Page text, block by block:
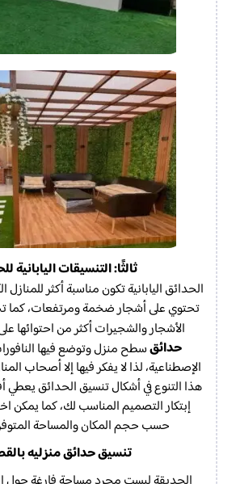
ثالثًا: التنسيقات اليابانية
الحدائق اليابانية تكون مناسبة أكثر
تحتوي على أشجار ضخمة ومرتفعات، كما
الأشجار والشجيرات أكثر من احتوائها
حدائقسطح منزل وتوضع فيها
الإصطناعية، لذا لا يفكر فيها إلا أصحاب
هذا التنوع في أشكال تنسيق الحدائق يعطي
إبتكار التصميم المناسب لك، كما يمكن
حسب حجم المكان والمساحة
تنسيق حدائق منزليه